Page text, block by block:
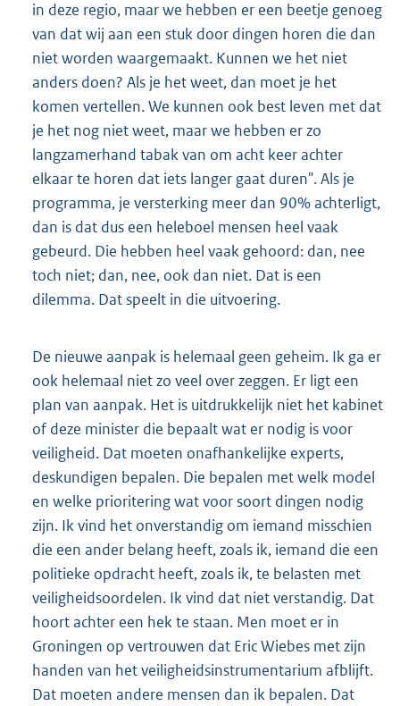
in deze regio, maar we hebben er een beetje genoeg
van dat wij aan een stuk door dingen horen die dan
niet worden waargemaakt. Kunnen we het niet
anders doen? Als je het weet, dan moet je het
komen vertellen. We kunnen ook best leven met dat
je het nog niet weet, maar we hebben er zo
langzamerhand tabak van om acht keer achter
elkaar te horen dat iets langer gaat duren". Als je
programma, je versterking meer dan 90% achterligt,
dan is dat dus een heleboel mensen heel vaak
gebeurd. Die hebben heel vaak gehoord: dan, nee
toch niet; dan, nee, ook dan niet. Dat is een
dilemma. Dat speelt in die uitvoering.
De nieuwe aanpak is helemaal geen geheim. Ik ga er
ook helemaal niet zo veel over zeggen. Er ligt een
plan van aanpak. Het is uitdrukkelijk niet het kabinet
of deze minister die bepaalt wat er nodig is voor
veiligheid. Dat moeten onafhankelijke experts,
deskundigen bepalen. Die bepalen met welk model
en welke prioritering wat voor soort dingen nodig
zijn. Ik vind het onverstandig om iemand misschien
die een ander belang heeft, zoals ik, iemand die een
politieke opdracht heeft, zoals ik, te belasten met
veiligheidsoordelen. Ik vind dat niet verstandig. Dat
hoort achter een hek te staan. Men moet er in
Groningen op vertrouwen dat Eric Wiebes met zijn
handen van het veiligheidsinstrumentarium afblijft.
Dat moeten andere mensen dan ik bepalen. Dat